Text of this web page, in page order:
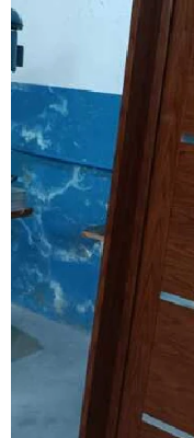
Esquadria com persiana
Esquadrias acústicas
Esquadrias acústicas
Esquadrias de alto
Esquadrias alumínio
Esquadrias de
Esquadrias de
Esquadrias de
Esquadrias de